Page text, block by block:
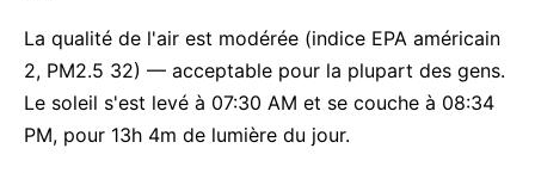
La qualité de l'air est modérée (indice EPA américain
2, PM2.5 32) — acceptable pour la plupart des gens.
Le soleil s'est levé à 07:30 AM et se couche à 08:34
PM, pour 13h 4m de lumière du jour.